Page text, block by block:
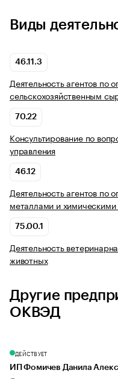
Виды
46.11.3
Деятельность агентов по
сельскохозяйственным
70.22
Консультирование по
управления
46.12
Деятельность агентов по
металлами и
75.00.1
Деятельность
животных
Другие
ОКВЭД
ДЕЙСТВУЕТ
ИП Фомичев Данила